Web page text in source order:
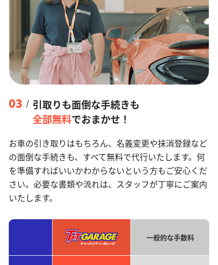
03
引取りも面倒な手続きも
全部無料でおまかせ！
お車の引き取りはもちろん、名義変更や抹消登録など
の面倒な手続きも、すべて無料で代行いたします。何
を準備すればいいかわからないという方もご安心くだ
さい。必要な書類や流れは、スタッフが丁寧にご案内
いたします。
一般的な手数料